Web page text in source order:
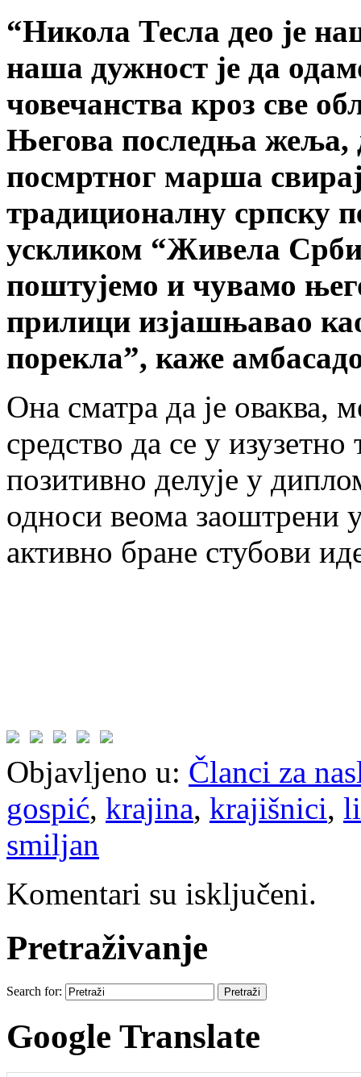
“Никола Тесла део је
наша дужност је да
човечанства кроз све
Његова последња жеља,
посмртног марша
традиционалну српску
ускликом “Живела
поштујемо и чувамо
прилици изјашњавао
порекла”, каже
Она сматра да је оваква,
средство да се у
позитивно делује у
односи веома заоштрени
активно бране стубови
Objavljeno u: Članci za
gospić, krajina, krajišnici,
smiljan
Komentari su isključeni.
Pretraživanje
Search for:
Google Translate